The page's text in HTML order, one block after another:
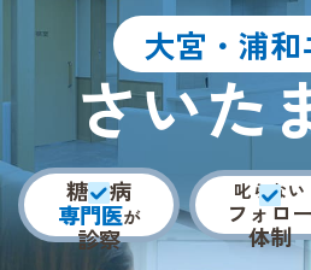
大宮・浦和
さいた
糖尿病
専門医が
診察
叱らない
フォロー
体制